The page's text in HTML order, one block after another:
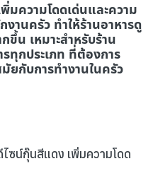
มความโดดเด่นและความ
านครัว ทำให้ร้านอาหารดู
น เหมาะสำหรับร้าน
รทุกประเภท ที่ต้องการ
กับการทำงานในครัว
ซน์กุ๊นสีแดง เพิ่มความโดด